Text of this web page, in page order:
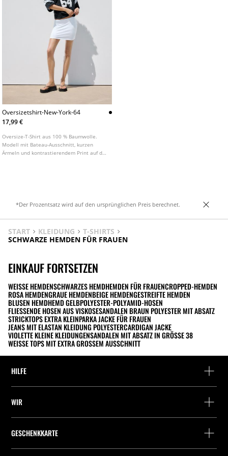
Oversizetshirt-New-York-64
17,99 €
Oversize-T-Shirt aus 100 % Baumwolle.
Modell mit Bateau-Ausschnitt, kurzen
Ärmeln und kontrastierendem Print auf der
*Der Prozentsatz wird auf den ursprünglichen Preis berechnet.
START KLEIDUNG
T-SHIRTS
SCHWARZE HEMDEN FÜR FRAUEN
EINKAUF FORTSETZEN
WEISSE HEMDEN SCHWARZES HEMDHEMDEN FÜR FRAUENCROPPED-HEMDEN
ROSA HEMDENGRAUE HEMDENBEIGE HEMDENGESTREIFTE HEMDEN
BLUSEN HEMDHEMD GELBPOLYESTER-POLYAMID-HOSEN
FLIESSENDE HOSEN AUS VISKOSE SANDALEN BRAUN POLYESTER MIT ABSATZ
STRICKTOPS EXTRA KLEINPARKA JACKE FÜR FRAUEN
JEANS MIT ELASTAN KLEIDUNG POLYESTERCARDIGAN JACKE
VIOLETTE KLEINE KLEIDUNGENSANDALEN MIT ABSATZ IN GRÖSSE 38
WEISSE TOPS MIT EXTRA GROSSEM AUSSCHNITT
HILFE
Wo befindet sich deine Bestellung gerade?
Packstation-Finder
WIR
Unternehmen
GESCHENKKARTE